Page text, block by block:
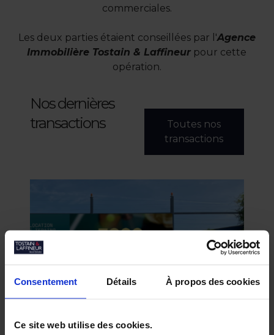
Consentement Détails À propos des cookies
Ce site web utilise des cookies.
commerciales.
Les deux parties étaient conseillées par l'Agence
Immobilière Tostain & Laffineur pour cette
opération.
Nos dernières
transactions
Toutes nos
transactions